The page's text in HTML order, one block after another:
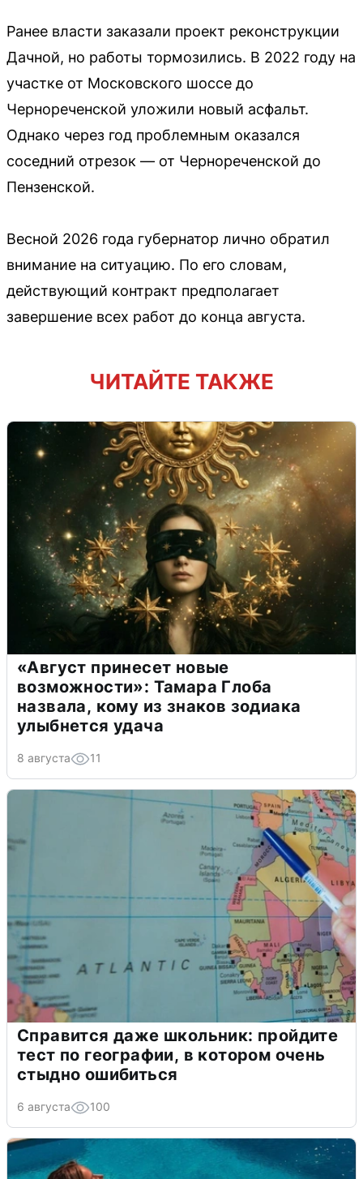
Ранее власти заказали проект реконструкции
Дачной, но работы тормозились. В 2022 году на
участке от Московского шоссе до
Чернореченской уложили новый асфальт.
Однако через год проблемным оказался
соседний отрезок — от Чернореченской до
Пензенской.
Весной 2026 года губернатор лично обратил
внимание на ситуацию. По его словам,
действующий контракт предполагает
завершение всех работ до конца августа.
ЧИТАЙТЕ ТАКЖЕ
«Август принесет новые
возможности»: Тамара Глоба
назвала, кому из знаков зодиака
улыбнется удача
8 августа 11
Справится даже школьник: пройдите
тест по географии, в котором очень
стыдно ошибиться
6 августа 100